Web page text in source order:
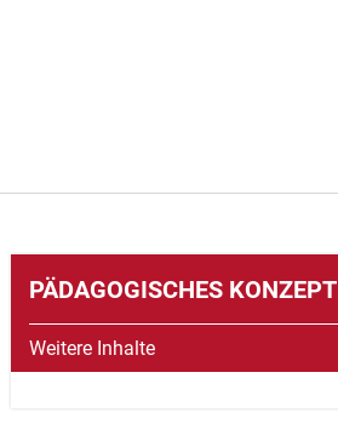
PÄDAGOGISCHES KONZEPT
Weitere Inhalte